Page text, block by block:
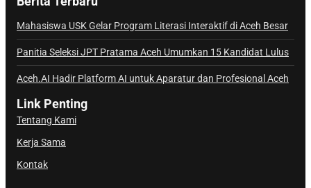
Mahasiswa USK Gelar Program Literasi Interaktif di Aceh Besar
Panitia Seleksi JPT Pratama Aceh Umumkan 15 Kandidat Lulus
Aceh.AI Hadir Platform AI untuk Aparatur dan Profesional Aceh
Link Penting
Tentang Kami
Kerja Sama
Kontak